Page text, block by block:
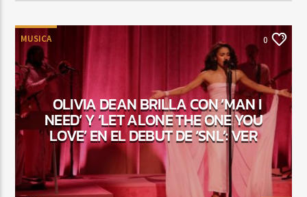
MUSICA 0
OLIVIA DEAN BRILLA CON ‘MAN I
NEED’ Y ‘LET ALONE THE ONE YOU
LOVE’ EN EL DEBUT DE ‘SNL’: VER